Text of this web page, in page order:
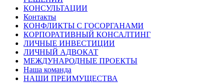
КОНСУЛЬТАЦИИ
Контакты
КОНФЛИКТЫ С ГОСОРГАНАМИ
КОРПОРАТИВНЫЙ КОНСАЛТИНГ
ЛИЧНЫЕ ИНВЕСТИЦИИ
ЛИЧНЫЙ АДВОКАТ
МЕЖДУНАРОДНЫЕ ПРОЕКТЫ
Наша команда
НАШИ ПРЕИМУЩЕСТВА